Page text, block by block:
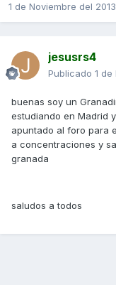
1 de Noviembre del 2013
jesusrs4
Publicado 1 de
buenas soy un
estudiando en Madrid
apuntado al foro para
a concentraciones y
granada
saludos a todos